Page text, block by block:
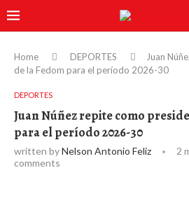
Home DEPORTES
Juan
de la Fedom para el período 2026-30
DEPORTES
Juan Núñez repite como
para el período 2026-30
written byNelson Antonio Feliz 2
comments